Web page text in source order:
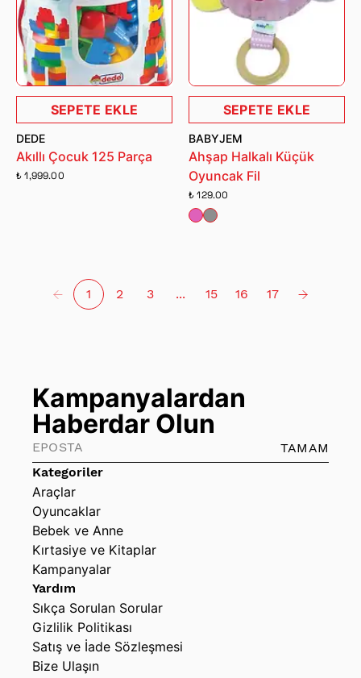
SEPETE EKLE
DEDE
Akıllı Çocuk 125 Parça
₺ 1,999.00
SEPETE EKLE
BABYJEM
Ahşap Halkalı Küçük
Oyuncak Fil
₺ 129.00
1 2 3 ... 15 16 17
Kategoriler
Araçlar
Oyuncaklar
Bebek ve Anne
Kırtasiye ve Kitaplar
Kampanyalar
Yardım
Sıkça Sorulan Sorular
Gizlilik Politikası
Satış ve İade Sözleşmesi
Bize Ulaşın
Kampanyalardan
Haberdar Olun
TAMAM